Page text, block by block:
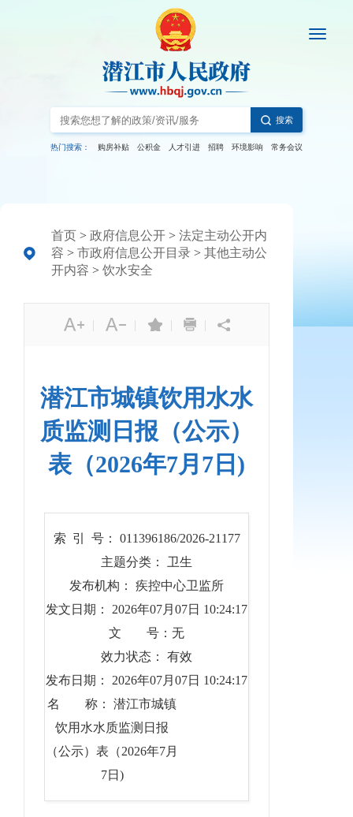
搜索
热门搜索： 购房补贴 公积金 人才引进 招聘 环境影响 常务会议
首页 > 政府信息公开 > 法定主动公开内
容 > 市政府信息公开目录 > 其他主动公
开内容 > 饮水安全
| | | |
潜江市城镇饮用水水
质监测日报（公示）
表（2026年7月7日)
索 引 号： 011396186/2026-21177
主题分类： 卫生
发布机构： 疾控中心卫监所
发文日期： 2026年07月07日 10:24:17
文 号：无
效力状态： 有效
发布日期： 2026年07月07日 10:24:17
名 称： 潜江市城镇
饮用水水质监测日报
（公示）表（2026年7月
7日)